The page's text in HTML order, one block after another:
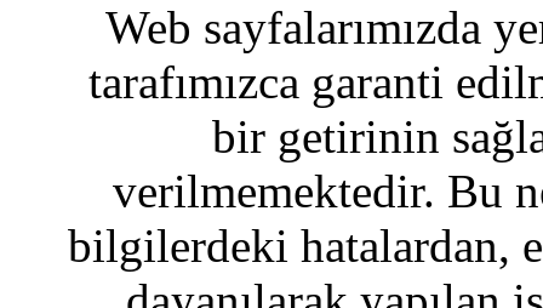
Web sayfalarımızda
tarafımızca garanti
bir getirinin
verilmemektedir. Bu
bilgilerdeki hatalardan,